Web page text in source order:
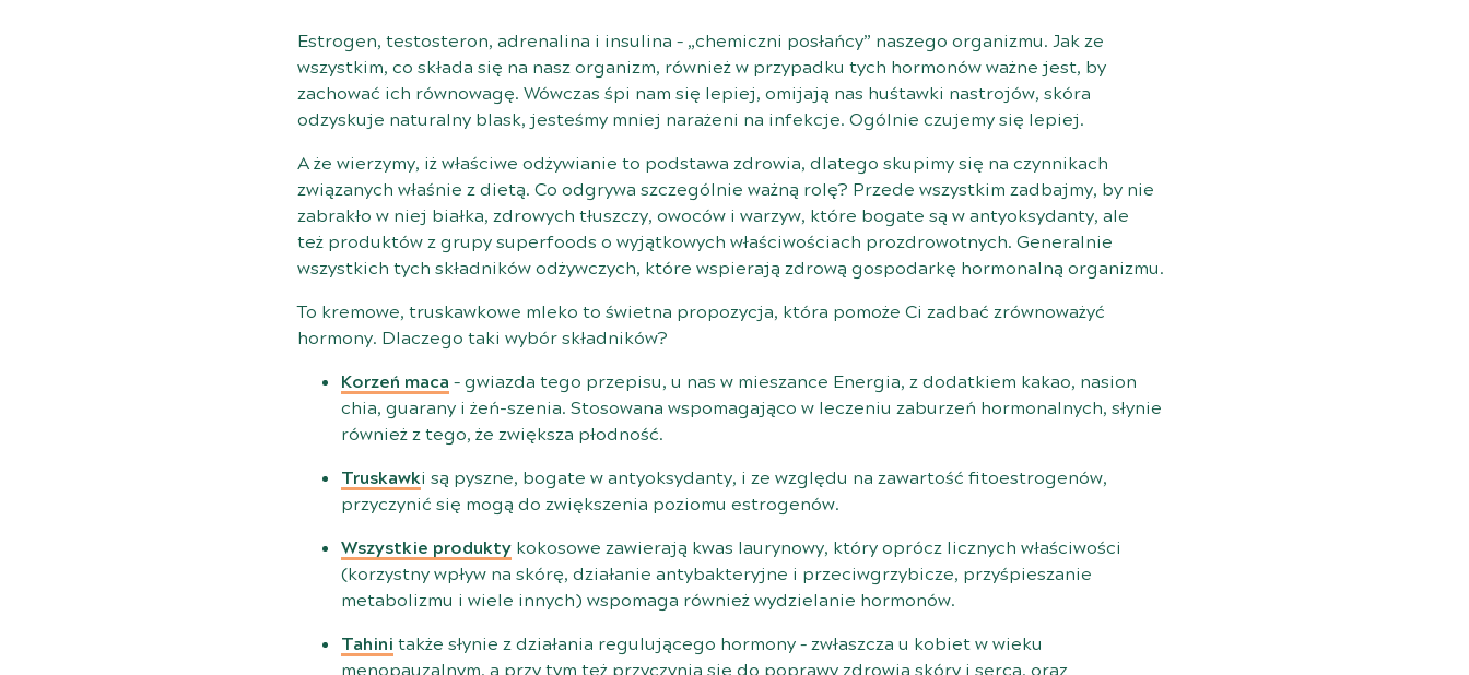
Estrogen, testosteron, adrenalina i insulina – „chemiczni posłańcy” naszego organizmu. Jak ze
wszystkim, co składa się na nasz organizm, również w przypadku tych hormonów ważne jest, by
zachować ich równowagę. Wówczas śpi nam się lepiej, omijają nas huśtawki nastrojów, skóra
odzyskuje naturalny blask, jesteśmy mniej narażeni na infekcje. Ogólnie czujemy się lepiej.
A że wierzymy, iż właściwe odżywianie to podstawa zdrowia, dlatego skupimy się na czynnikach
związanych właśnie z dietą. Co odgrywa szczególnie ważną rolę? Przede wszystkim zadbajmy, by nie
zabrakło w niej białka, zdrowych tłuszczy, owoców i warzyw, które bogate są w antyoksydanty, ale
też produktów z grupy superfoods o wyjątkowych właściwościach prozdrowotnych. Generalnie
wszystkich tych składników odżywczych, które wspierają zdrową gospodarkę hormonalną organizmu.
To kremowe, truskawkowe mleko to świetna propozycja, która pomoże Ci zadbać zrównoważyć
hormony. Dlaczego taki wybór składników?
Korzeń maca – gwiazda tego przepisu, u nas w mieszance Energia, z dodatkiem kakao, nasion
chia, guarany i żeń-szenia. Stosowana wspomagająco w leczeniu zaburzeń hormonalnych, słynie
również z tego, że zwiększa płodność.
Truskawki są pyszne, bogate w antyoksydanty, i ze względu na zawartość fitoestrogenów,
przyczynić się mogą do zwiększenia poziomu estrogenów.
Wszystkie produkty kokosowe zawierają kwas laurynowy, który oprócz licznych właściwości
(korzystny wpływ na skórę, działanie antybakteryjne i przeciwgrzybicze, przyśpieszanie
metabolizmu i wiele innych) wspomaga również wydzielanie hormonów.
Tahini także słynie z działania regulującego hormony – zwłaszcza u kobiet w wieku
menopauzalnym, a przy tym też przyczynia się do poprawy zdrowia skóry i serca, oraz